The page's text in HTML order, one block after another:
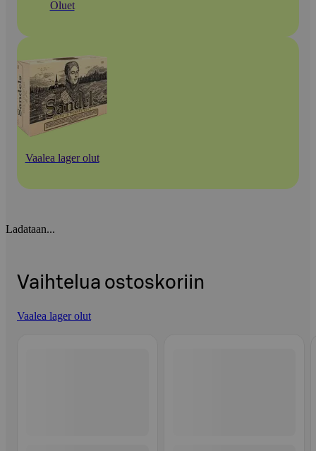
Oluet
Vaalea lager olut
Ladataan...
Vaihtelua ostoskoriin
Vaalea lager olut